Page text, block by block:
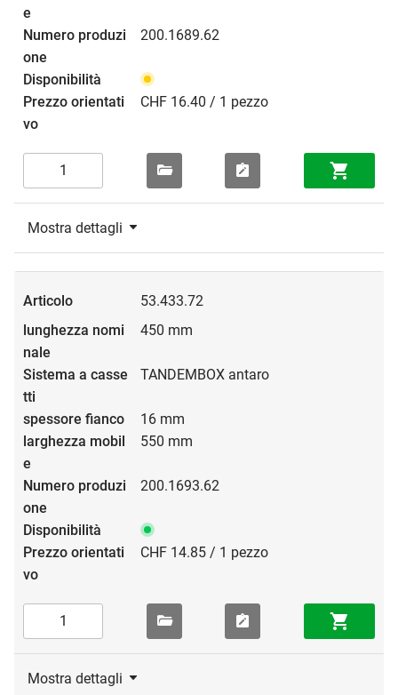
200.1689.62
CHF 16.40 / 1 pezzo
Mostra dettagli
53.433.72
450 mm
TANDEMBOX antaro
16 mm
550 mm
200.1693.62
CHF 14.85 / 1 pezzo
Mostra dettagli